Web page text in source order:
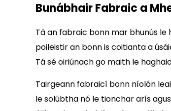
Bunábhair Fabraic a
Tá an fabraic bonn mar bhunús
poileistir an bonn is coitianta a
Tá sé oiriúnach go maith le
Tairgeann fabraicí bonn níolón
le solúbtha nó le tionchar arís